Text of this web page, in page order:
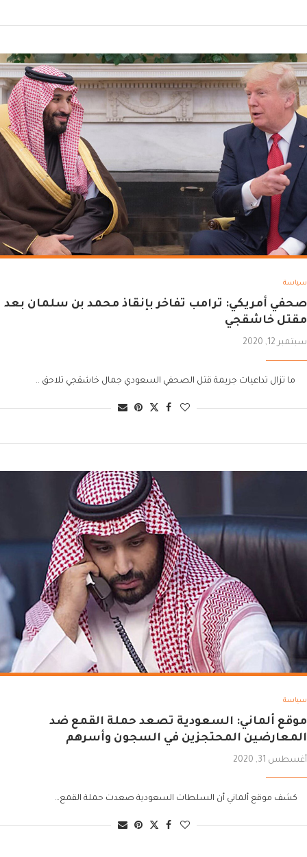
سياسة
صحفي أمريكي: ترامب تفاخر بإنقاذ محمد بن سلمان بعد
مقتل خاشقجي
سبتمبر 12, 2020
ما تزال تداعيات جريمة قتل الصحفي السعودي جمال خاشقجي تلاحق ..
سياسة
موقع ألماني: السعودية تصعد حملة القمع ضد
المعارضين المحتجزين في السجون وأسرهم
أغسطس 31, 2020
كشف موقع ألماني أن السلطات السعودية صعدت حملة القمع…